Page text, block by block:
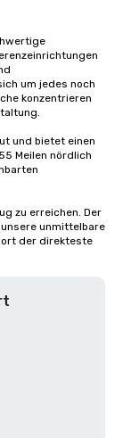
um jedes noch
konzentrieren
und bietet einen
Meilen nördlich
zu erreichen. Der
unmittelbare
der direkteste